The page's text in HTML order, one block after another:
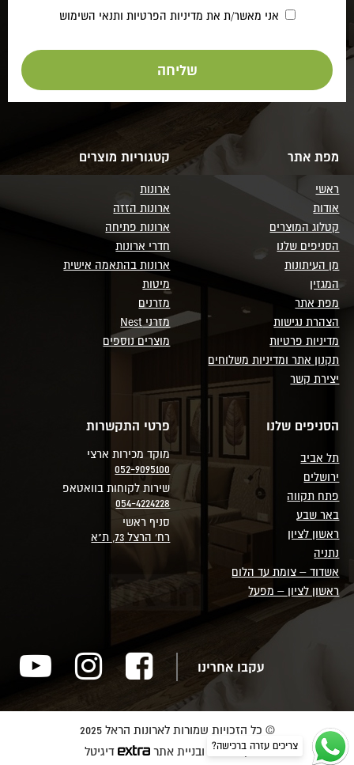
אני מאשר/ת את מדיניות הפרטיות ותנאי השימוש
מפת אתר
ראשי
אודות
קטלוג המוצרים
הסניפים שלנו
מן העיתונות
המגזין
מפת אתר
הצהרת נגישות
מדיניות פרטיות
תקנון אתר ומדיניות משלוחים
יצירת קשר
קטגוריות מוצרים
ארונות
ארונות הזזה
ארונות פתיחה
חדרי ארונות
ארונות בהתאמה אישית
מיטות
מזרנים
מזרני Nest
מוצרים נוספים
הסניפים שלנו
תל אביב
ירושלים
פתח תקווה
באר שבע
ראשון לציון
נתניה
אשדוד – צומת עד הלום
ראשון לציון – מפעל
פרטי התקשרות
מוקד מכירות ארצי
052-9095100
שירות לקוחות בוואטאפ
054-4224228
סניף ראשי
רח' הרצל 73, ת"א
עקבו אחרינו
© כל הזכויות שמורות לארונות הראל 2025
שיווק דיגיטלי ובניית אתר
דיגיטל צריכים עזרה ברכישה?